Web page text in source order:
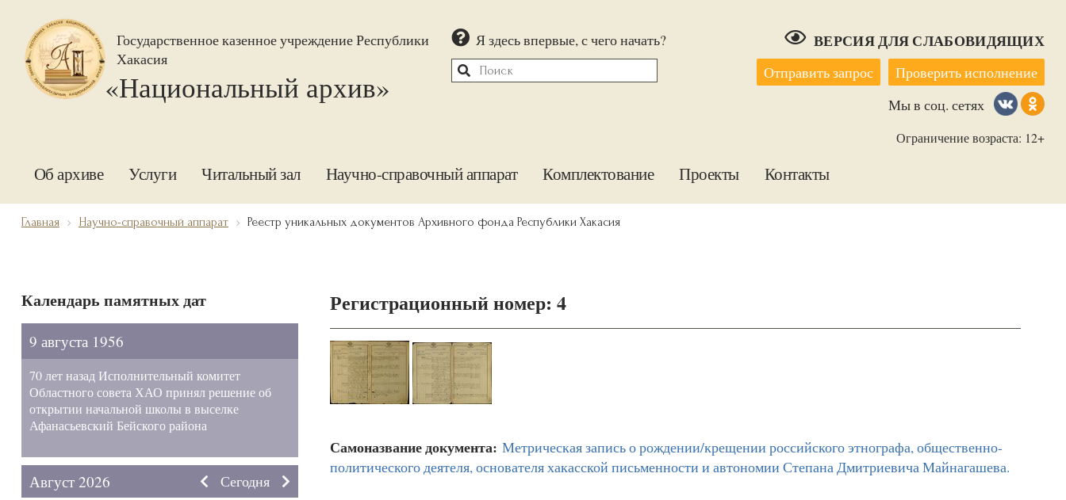
Государственное казенное учреждение Республики
Хакасия
«Национальный архив»
Я здесь впервые, с чего начать? ВЕРСИЯ ДЛЯ СЛАБОВИДЯЩИХ
Отправить запрос
Проверить исполнение
Мы в соц. сетях
Ограничение возраста: 12+
Об архиве Услуги Читальный зал Научно-справочный аппарат Комплектование Проекты Контакты
Главная Научно-справочный аппарат Реестр уникальных документов Архивного фонда Республики Хакасия
Календарь памятных дат
9 августа 1956
70 лет назад Исполнительный комитет
Областного совета ХАО принял решение об
открытии начальной школы в выселке
Афанасьевский Бейского района
Август 2026
Сегодня
Регистрационный номер: 4
Самоназвание документа: Метрическая запись о рождении/крещении российского этнографа, общественно-
политического деятеля, основателя хакасской письменности и автономии Степана Дмитриевича Майнагашева.